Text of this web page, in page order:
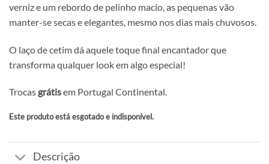
verniz e um rebordo de pelinho macio, as pequenas vão
manter-se secas e elegantes, mesmo nos dias mais chuvosos.
O laço de cetim dá aquele toque final encantador que
transforma qualquer look em algo especial!
Trocas grátisem Portugal Continental.
Este produto está esgotado e indisponível.
Alternative:
Descrição